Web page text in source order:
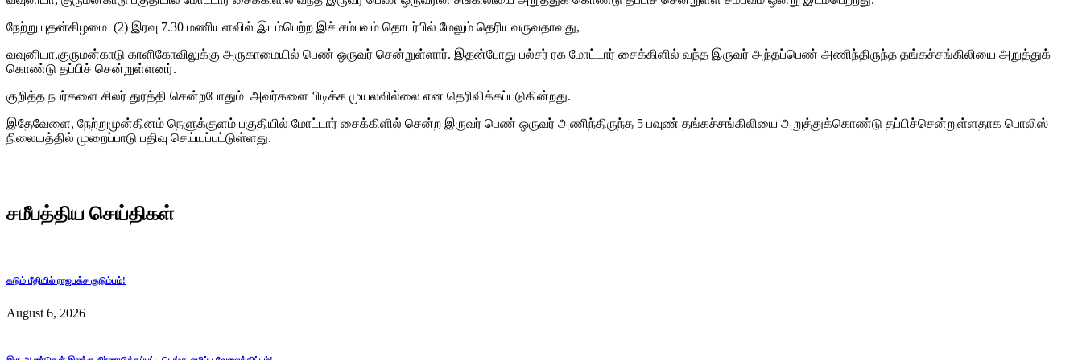
நேற்று புதன்கிழமை (2) இரவு 7.30 மணியளவில் இடம்பெற்ற இச் சம்பவம் தொடர்பில் மேலும் தெரியவருவதாவது,
வவுனியா,குருமன்காடு காளிகோவிலுக்கு அருகாமையில் பெண் ஒருவர் சென்றுள்ளார். இதன்போது பல்சர் ரக மோட்டார் சைக்கிளில் வந்த இருவர் அந்தப்பெண் அணிந்திருந்த தங்கச்சங்கிலியை அறுத்துக்
கொண்டு தப்பிச் சென்றுள்ளனர்.
குறித்த நபர்களை சிலர் துரத்தி சென்றபோதும் அவர்களை பிடிக்க முயலவில்லை என தெரிவிக்கப்படுகின்றது.
இதேவேளை, நேற்றுமுன்தினம் நெளுக்குளம் பகுதியில் மோட்டார் சைக்கிளில் சென்ற இருவர் பெண் ஒருவர் அணிந்திருந்த 5 பவுண் தங்கச்சங்கிலியை அறுத்துக்கொண்டு தப்பிச்சென்றுள்ளதாக பொலிஸ்
நிலையத்தில் முறைப்பாடு பதிவு செய்யப்பட்டுள்ளது.
சமீபத்திய செய்திகள்
கடும் பீதியில் ராஜபக்ச குடும்பம்!
August 6, 2026